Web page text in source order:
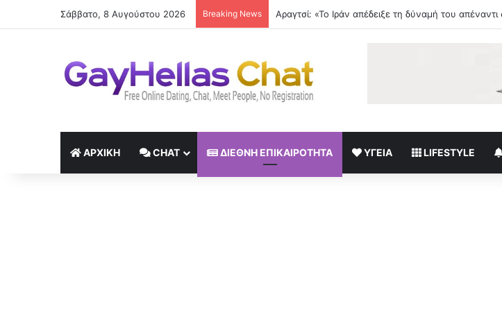
Σάββατο, 8 Αυγούστου 2026 Breaking News Η Φραντσέσκα Τόκα «πυρπολεί» το Instagram
ΑΡΧΙΚΉ CHAT ΔΙΕΘΝΉ ΕΠΙΚΑΙΡΌΤΗΤΑ ΥΓΕΊΑ LIFESTYLE